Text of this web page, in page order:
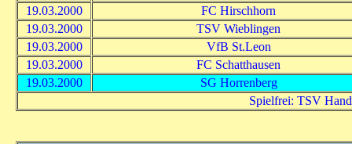
19.03.2000
FC Hirschhorn
19.03.2000
TSV Wieblingen
19.03.2000
VfB St.Leon
19.03.2000
FC Schatthausen
19.03.2000
SG Horrenberg
Spielfrei: TSV